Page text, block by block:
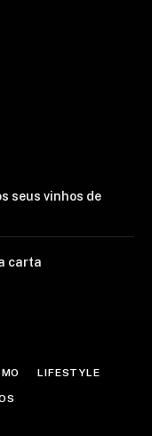
seus vinhos de
carta
LIFESTYLE